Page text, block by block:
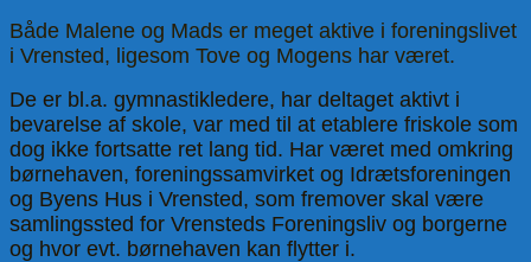
Både Malene og Mads er meget aktive i foreningslivet
i Vrensted, ligesom Tove og Mogens har været.
De er bl.a. gymnastikledere, har deltaget aktivt i
bevarelse af skole, var med til at etablere friskole som
dog ikke fortsatte ret lang tid. Har været med omkring
børnehaven, foreningssamvirket og Idrætsforeningen
og Byens Hus i Vrensted, som fremover skal være
samlingssted for Vrensteds Foreningsliv og borgerne
og hvor evt. børnehaven kan flytter i.